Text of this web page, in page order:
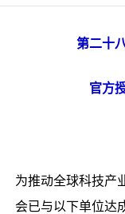
第二十
官方
为推动全球科技产
会已与以下单位达